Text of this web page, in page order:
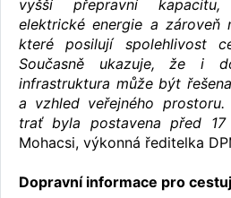
vyšší přepravní
elektrické energie a zároveň
které posilují spolehlivost
Současně ukazuje, že i
infrastruktura může být
a vzhled veřejného prostoru.
trať byla postavena před
Mohacsi, výkonná ředitelka
Dopravní informace pro